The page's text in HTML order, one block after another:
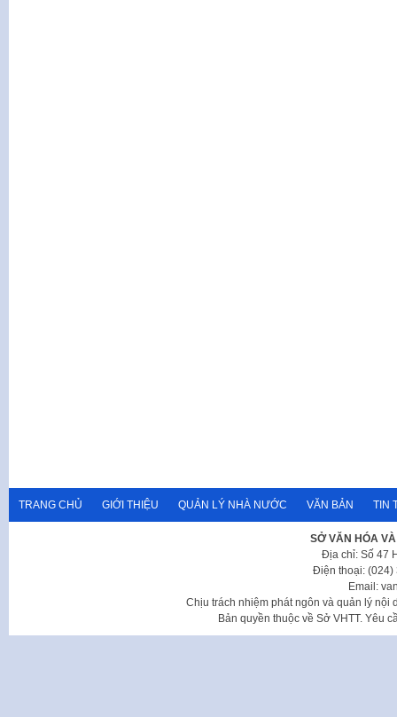
TRANG CHỦ GIỚI THIỆU QUẢN LÝ NHÀ NƯỚC VĂN BẢN TIN
SỞ VĂN HÓA
Địa chỉ: Số 47
Điện thoại: (024)
Email:
Chịu trách nhiệm phát ngôn và quản lý nội
Bản quyền thuộc về Sở VHTT. Yêu